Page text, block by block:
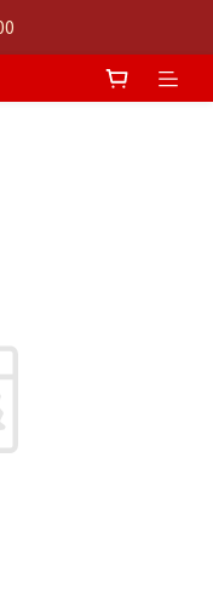
課 ｜組合價 $1,999
說課 ｜組合價 $1,999